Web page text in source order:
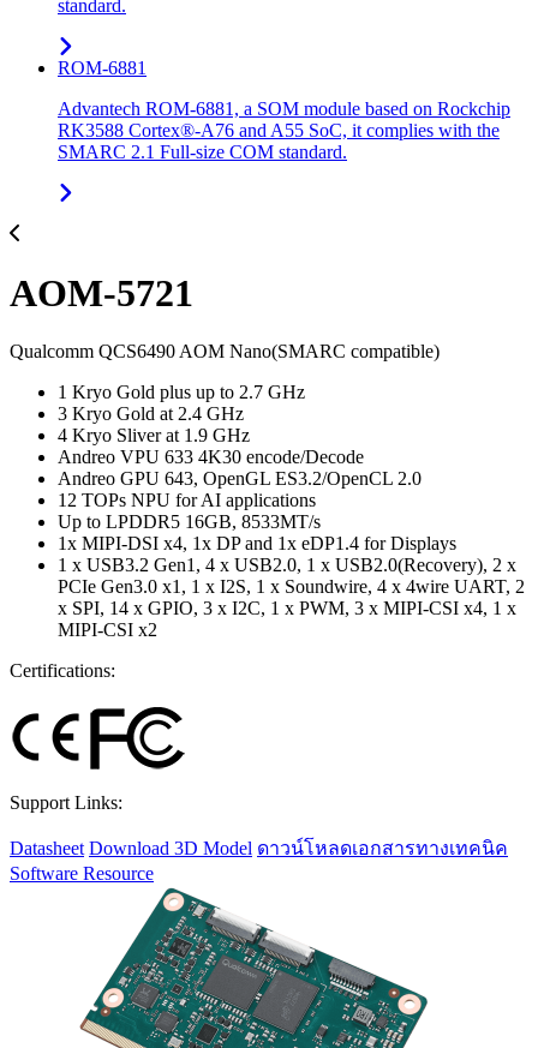
standard.
ROM-6881
Advantech ROM-6881, a SOM module based on Rockchip
RK3588 Cortex®-A76 and A55 SoC, it complies with the
SMARC 2.1 Full-size COM standard.
AOM-5721
Qualcomm QCS6490 AOM Nano(SMARC compatible)
1 Kryo Gold plus up to 2.7 GHz
3 Kryo Gold at 2.4 GHz
4 Kryo Sliver at 1.9 GHz
Andreo VPU 633 4K30 encode/Decode
Andreo GPU 643, OpenGL ES3.2/OpenCL 2.0
12 TOPs NPU for AI applications
Up to LPDDR5 16GB, 8533MT/s
1x MIPI-DSI x4, 1x DP and 1x eDP1.4 for Displays
1 x USB3.2 Gen1, 4 x USB2.0, 1 x USB2.0(Recovery), 2 x
PCIe Gen3.0 x1, 1 x I2S, 1 x Soundwire, 4 x 4wire UART, 2
x SPI, 14 x GPIO, 3 x I2C, 1 x PWM, 3 x MIPI-CSI x4, 1 x
MIPI-CSI x2
Certifications:
Support Links:
Datasheet Download 3D Model ดาวน์โหลดเอกสารทางเทคนิค
Software Resource